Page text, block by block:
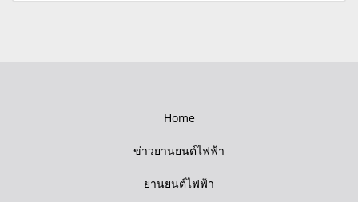
Home
ข่าวยานยนต์ไฟฟ้า
ยานยนต์ไฟฟ้า